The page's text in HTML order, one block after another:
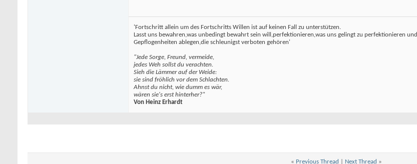
'Fortschritt allein um des Fortschritts Willen ist auf keinen Fall zu unterstützen.
Lasst uns bewahren,was unbedingt bewahrt sein will,perfektionieren,was uns gelingt zu perfektionieren und
Gepflogenheiten ablegen,die schleunigst verboten gehören'
"Jede Sorge, Freund, vermeide,
jedes Weh sollst du verachten.
Sieh die Lämmer auf der Weide:
sie sind fröhlich vor dem Schlachten.
Ahnst du nicht, wie dumm es wär,
wären sie's erst hinterher?"
Von Heinz Erhardt
« Previous Thread Next Thread »